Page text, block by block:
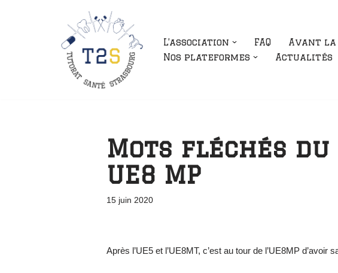
L’association FAQ Avant la
Nos plateformes
Actualités
Mots fléchés du
UE8 MP
15 juin 2020
Après l’UE5 et l’UE8MT, c’est au tour de l’UE8MP